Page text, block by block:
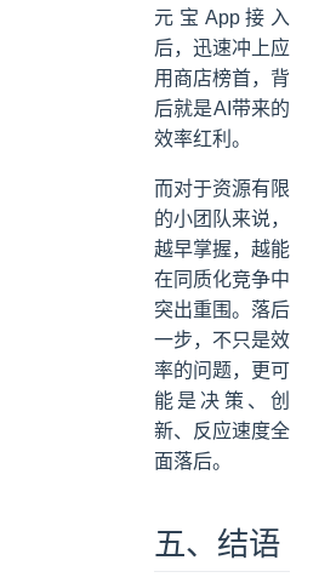
元宝App接入
后，迅速冲上应
用商店榜首，背
后就是AI带来的
效率红利。
而对于资源有限
的小团队来说，
越早掌握，越能
在同质化竞争中
突出重围。落后
一步，不只是效
率的问题，更可
能是决策、创
新、反应速度全
面落后。
五、结语